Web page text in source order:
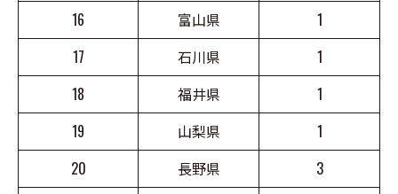
16
富山県
1
17
石川県
1
18
福井県
1
19
山梨県
1
20
長野県
3